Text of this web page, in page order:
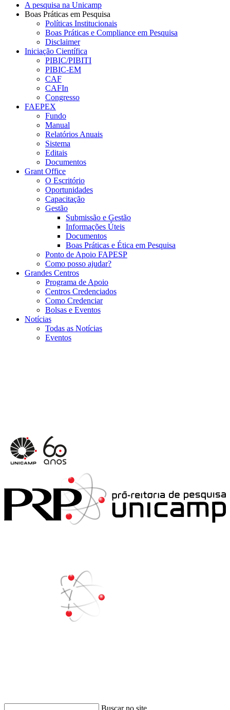
A pesquisa na Unicamp
Boas Práticas em Pesquisa
Políticas Institucionais
Boas Práticas e Compliance em Pesquisa
Disclaimer
Iniciação Científica
PIBIC/PIBITI
PIBIC-EM
CAF
CAFIn
Congresso
FAEPEX
Fundo
Manual
Relatórios Anuais
Sistema
Editais
Documentos
Grant Office
O Escritório
Oportunidades
Capacitação
Gestão
Submissão e Gestão
Informações Úteis
Documentos
Boas Práticas e Ética em Pesquisa
Ponto de Apoio FAPESP
Como posso ajudar?
Grandes Centros
Programa de Apoio
Centros Credenciados
Como Credenciar
Bolsas e Eventos
Notícias
Todas as Notícias
Eventos
Buscar no site